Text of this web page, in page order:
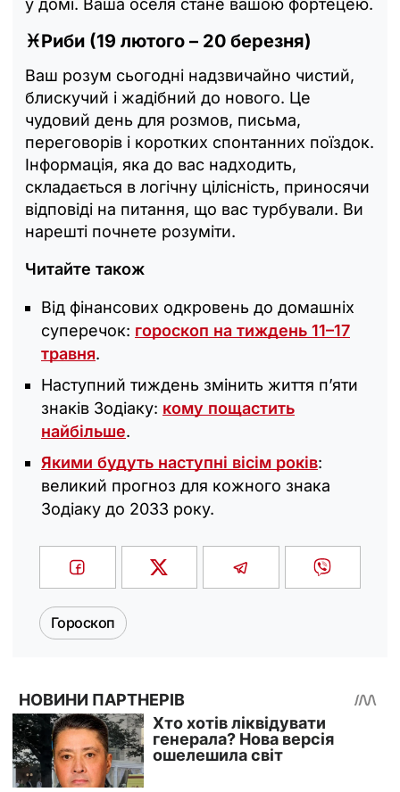
у домі. Ваша оселя стане вашою фортецею.
♓Риби (19 лютого – 20 березня)
Ваш розум сьогодні надзвичайно чистий,
блискучий і жадібний до нового. Це
чудовий день для розмов, письма,
переговорів і коротких спонтанних поїздок.
Інформація, яка до вас надходить,
складається в логічну цілісність, приносячи
відповіді на питання, що вас турбували. Ви
нарешті почнете розуміти.
Читайте також
Від фінансових одкровень до домашніх
суперечок: гороскоп на тиждень 11–17
травня.
Наступний тиждень змінить життя п’яти
знаків Зодіаку: кому пощастить
найбільше.
Якими будуть наступні вісім років:
великий прогноз для кожного знака
Зодіаку до 2033 року.
Гороскоп